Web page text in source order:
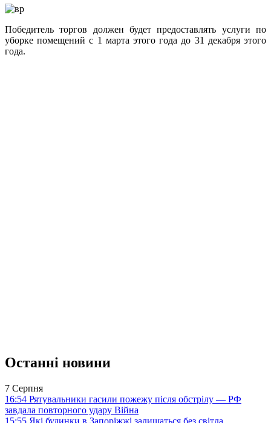
Победитель торгов должен будет предоставлять услуги по
уборке помещений с 1 марта этого года до 31 декабря этого
года.
Останні новини
7 Серпня
16:54 Рятувальники гасили пожежу після обстрілу — РФ
завдала повторного удару Війна
15:55 Які будинки в Запоріжжі залишаться без світла